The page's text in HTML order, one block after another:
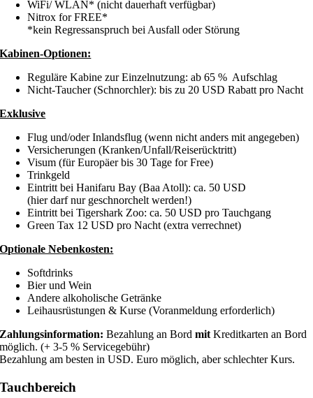
WiFi/ WLAN* (nicht dauerhaft verfügbar)
Nitrox for FREE*
*kein Regressanspruch bei Ausfall oder Störung
Kabinen-Optionen:
Reguläre Kabine zur Einzelnutzung: ab 65 % Aufschlag
Nicht-Taucher (Schnorchler): bis zu 20 USD Rabatt pro Nacht
Exklusive
Flug und/oder Inlandsflug (wenn nicht anders mit angegeben)
Versicherungen (Kranken/Unfall/Reiserücktritt)
Visum (für Europäer bis 30 Tage for Free)
Trinkgeld
Eintritt bei Hanifaru Bay (Baa Atoll): ca. 50 USD
(hier darf nur geschnorchelt werden!)
Eintritt bei Tigershark Zoo: ca. 50 USD pro Tauchgang
Green Tax 12 USD pro Nacht (extra verrechnet)
Optionale Nebenkosten:
Softdrinks
Bier und Wein
Andere alkoholische Getränke
Leihausrüstungen & Kurse (Voranmeldung erforderlich)
Zahlungsinformation:Bezahlung an Bord mitKreditkarten an Bord
möglich. (+ 3-5 % Servicegebühr)
Bezahlung am besten in USD. Euro möglich, aber schlechter Kurs.
Tauchbereich